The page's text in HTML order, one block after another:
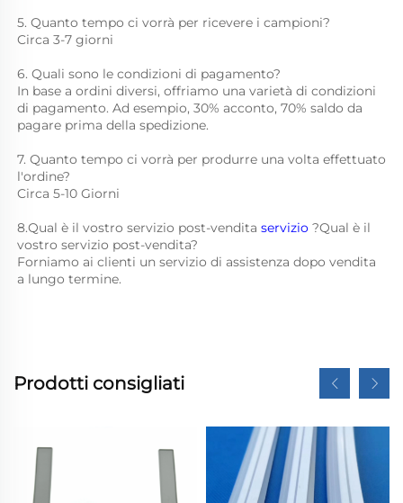
5. Quanto tempo ci vorrà per ricevere i campioni?
Circa 3-7 giorni
6. Quali sono le condizioni di pagamento?
In base a ordini diversi, offriamo una varietà di condizioni
di pagamento. Ad esempio, 30% acconto, 70% saldo da
pagare prima della spedizione.
7. Quanto tempo ci vorrà per produrre una volta effettuato
l'ordine?
Circa 5-10 Giorni
8.Qual è il vostro servizio post-vendita servizio ?Qual è il
vostro servizio post-vendita?
Forniamo ai clienti un servizio di assistenza dopo vendita
a lungo termine.
Prodotti consigliati